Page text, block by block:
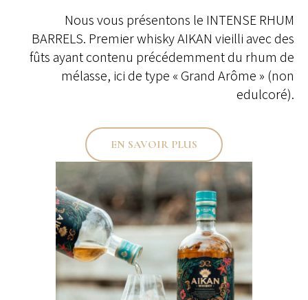
Nous vous présentons le INTENSE RHUM
BARRELS. Premier whisky AIKAN vieilli avec des
fûts ayant contenu précédemment du rhum de
mélasse, ici de type « Grand Arôme » (non
edulcoré).
EN SAVOIR PLUS